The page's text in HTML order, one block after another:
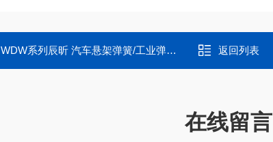
WDW系列辰昕 汽车悬架弹簧/工业弹簧拉压试验机 返回列表
在线留言